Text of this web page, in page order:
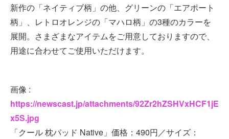
新作の「ネイティブ柄」の他、グリーンの「エアポート
柄」、レトロオレンジの「マハロ柄」の3種のカラーを
展開。さまざまなアイテムをご用意しておりますので、
用途に合わせてご使用いただけます。
画像 :
https://newscast.jp/attachments/92Zr2hZSHVxHCF1jE
x5S.jpg
「クール 枕パッド Native」価格：490円／サイズ：